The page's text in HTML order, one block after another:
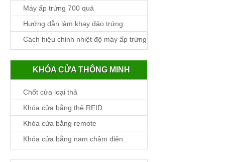
Máy ấp trứng 700 quả
Hướng dẫn làm khay đảo trứng
Cách hiệu chỉnh nhiệt độ máy ấp trứng
KHÓA CỬA THÔNG MINH
Chốt cửa loại thả
Khóa cửa bằng thẻ RFID
Khóa cửa bằng remote
Khóa cửa bằng nam châm điện